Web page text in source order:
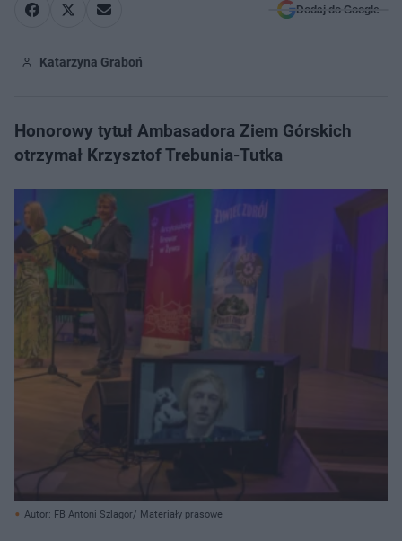
Dodaj do Google
Katarzyna Graboń
Honorowy tytuł Ambasadora Ziem Górskich
otrzymał Krzysztof Trebunia-Tutka
Autor: FB Antoni Szlagor/ Materiały prasowe